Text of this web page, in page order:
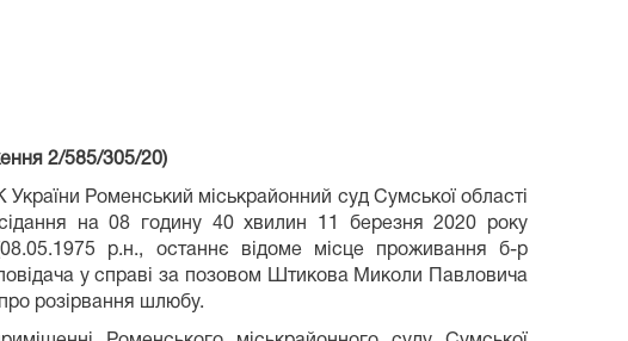
2/585/305/20)
Роменський міськрайонний суд Сумської області
на 08 годину 40 хвилин 11 березня 2020 року
р.н., останнє відоме місце проживання б-р
у справі за позовом Штикова Миколи Павловича
розірвання шлюбу.